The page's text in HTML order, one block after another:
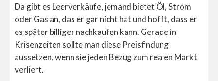
Da gibt es Leerverkäufe, jemand bietet Öl, Strom
oder Gas an, das er gar nicht hat und hofft, dass er
es später billiger nachkaufen kann. Gerade in
Krisenzeiten sollte man diese Preisfindung
aussetzen, wenn sie jeden Bezug zum realen Markt
verliert.